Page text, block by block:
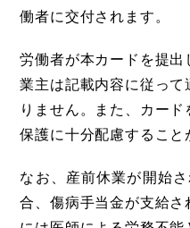
働者に交付されます。
労働者が本カードを提
業主は記載内容に従っ
りません。また、カー
保護に十分配慮すること
なお、産前休業が開始
合、傷病手当金が支給